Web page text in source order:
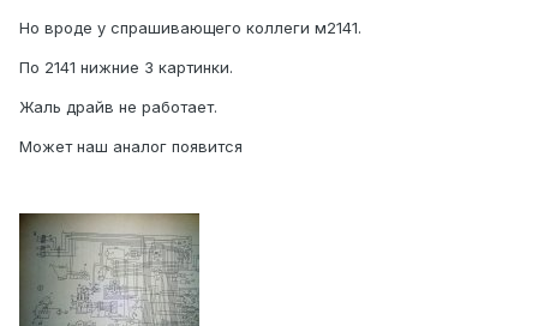
Но вроде у спрашивающего коллеги м2141.
По 2141 нижние 3 картинки.
Жаль драйв не работает.
Может наш аналог появится